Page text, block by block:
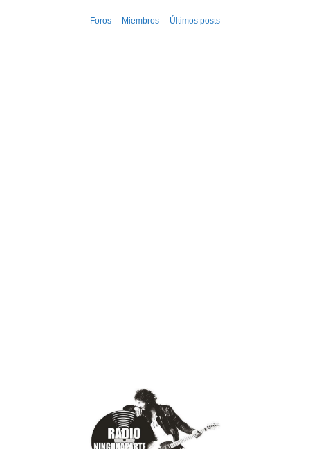
Foros Miembros Últimos posts